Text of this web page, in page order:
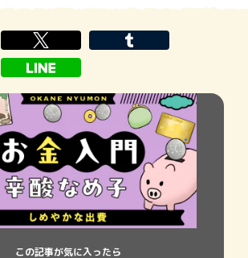
き合い、人生は修行、という思いが強まり
ました。人間として成長できたのかはまだ
この記事が気に入ったら